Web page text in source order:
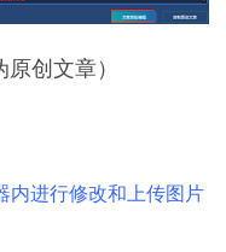
创文章）
内进行修改和上传图片